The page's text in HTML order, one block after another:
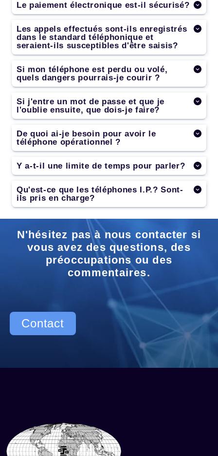
Le paiement électronique est-il sécurisé?
Les appels effectués sont-ils enregistrés
dans le standard téléphonique et
seraient-ils susceptibles d'être saisis?
Si mon téléphone est perdu ou volé,
quels dangers pourrais-je courir ?
Si j'entre un mot de passe et que je
l'oublie ensuite, que dois-je faire?
De quoi ai-je besoin pour avoir le
téléphone opérationnel ?
Y a-t-il une limite de temps pour parler?
Qu'est-ce que les téléphones I.P.? Sont-
ils pris en charge?
N'hésitez pas à nous contacter si
vous avez des questions, des
préoccupations ou des
commentaires.
Contact